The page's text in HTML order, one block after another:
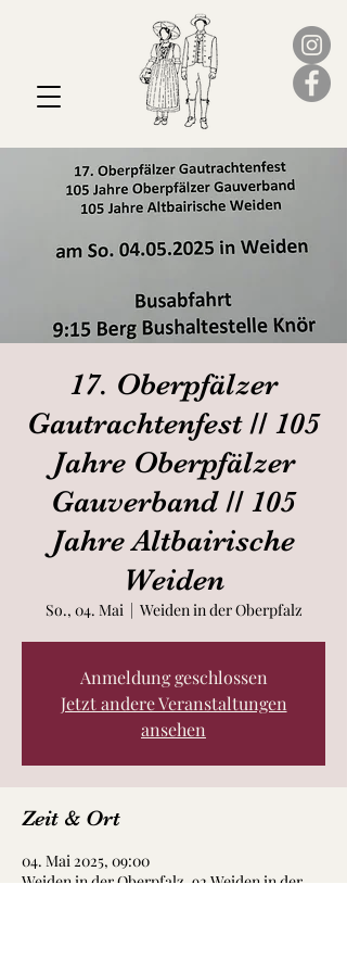
17. Oberpfälzer
Gautrachtenfest // 105
Jahre Oberpfälzer
Gauverband // 105
Jahre Altbairische
Weiden
So., 04. Mai
  |
Weiden in der Oberpfalz
Anmeldung geschlossen
Jetzt andere Veranstaltungen
ansehen
Zeit & Ort
04. Mai 2025, 09:00
Weiden in der Oberpfalz, 92 Weiden in der